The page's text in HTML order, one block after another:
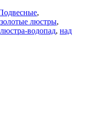
,
золотые люстры,
люстра-водопад, над